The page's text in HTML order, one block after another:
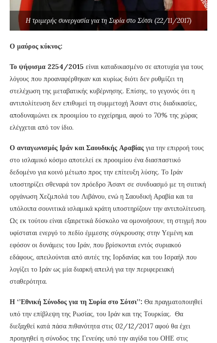
Η τριμερής συνεργασία για τη Συρία στο Σότσι (22/11/2017)
Ο μαύρος κύκνος:
Το ψήφισμα 2254/2015 είναι καταδικασμένο σε αποτυχία για τους
λόγους που προαναφέρθηκαν και κυρίως διότι δεν ρυθμίζει τη
στελέχωση της μεταβατικής κυβέρνησης. Επίσης, το γεγονός ότι η
αντιπολίτευση δεν επιθυμεί τη συμμετοχή Άσαντ στις διαδικασίες,
αποδυναμώνει εκ προοιμίου το εγχείρημα, αφού το 70% της χώρας
ελέγχεται από τον ίδιο.
Ο ανταγωνισμός Ιράν και Σαουδικής Αραβίας για την επιρροή τους
στο ισλαμικό κόσμο αποτελεί εκ προοιμίου ένα διασπαστικό
δεδομένο για κοινό μέτωπο προς την επίτευξη λύσης. Το Ιράν
υποστηρίζει σθεναρά τον πρόεδρο Άσαντ σε συνδυασμό με τη σιιτική
οργάνωση Χεζμπολά του Λιβάνου, ενώ η Σαουδική Αραβία και τα
υπόλοιπα σουνιτικά ισλαμικά κράτη υποστηρίζουν την αντιπολίτευση.
Ως εκ τούτου είναι εξαιρετικά δύσκολο να ομονοήσουν, τη στιγμή που
υφίσταται ενεργό το πεδίο έμμεσης σύγκρουσης στην Υεμένη και
εφόσον οι δυνάμεις του Ιράν, που βρίσκονται εντός συριακού
εδάφους, απειλούνται από αυτές της Ιορδανίας και του Ισραήλ που
λογίζει το Ιράν ως μία διαρκή απειλή για την περιφερειακή
σταθερότητα.
Η ‘’Εθνική Σύνοδος για τη Συρία στο Σότσι’’: Θα πραγματοποιηθεί
υπό την επίβλεψη της Ρωσίας, του Ιράν και της Τουρκίας. Θα
διεξαχθεί κατά πάσα πιθανότητα στις 02/12/2017 αφού θα έχει
προηγηθεί η σύνοδος της Γενεύης υπό την αιγίδα του ΟΗΕ στις